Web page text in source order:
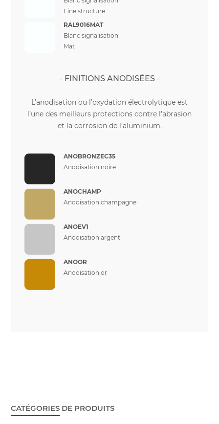
Fine structure
RAL9016MAT
Blanc signalisation
Mat
FINITIONS ANODISÉES
L’anodisation ou l’oxydation électrolytique est
l’une des meilleurs protections contre l’abrasion
et la corrosion de l’aluminium.
ANOBRONZEC35
Anodisation noire
ANOCHAMP
Anodisation champagne
ANOEV1
Anodisation argent
ANOOR
Anodisation or
CATÉGORIES DE PRODUITS